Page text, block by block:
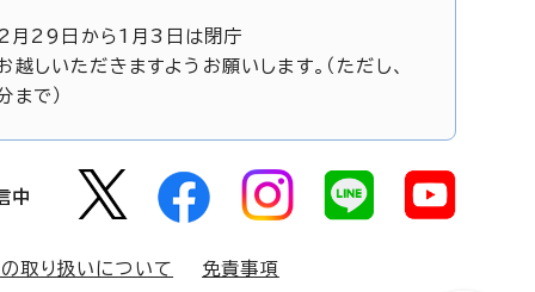
月29日から1月3日は閉庁
しいただきますようお願いします。（ただし、
で）
中
取り扱いについて 免責事項